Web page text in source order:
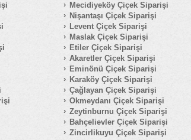
Mecidiyeköy Çiçek Siparişi
Nişantaşı Çiçek Siparişi
Levent Çiçek Siparişi
Maslak Çiçek Siparişi
Etiler Çiçek Siparişi
Akaretler Çiçek Siparişi
Eminönü Çiçek Siparişi
Karaköy Çiçek Siparişi
Çağlayan Çiçek Siparişi
Okmeydanı Çiçek Siparişi
Zeytinburnu Çiçek Siparişi
Bahçelievler Çiçek Siparişi
Zincirlikuyu Çiçek Siparişi